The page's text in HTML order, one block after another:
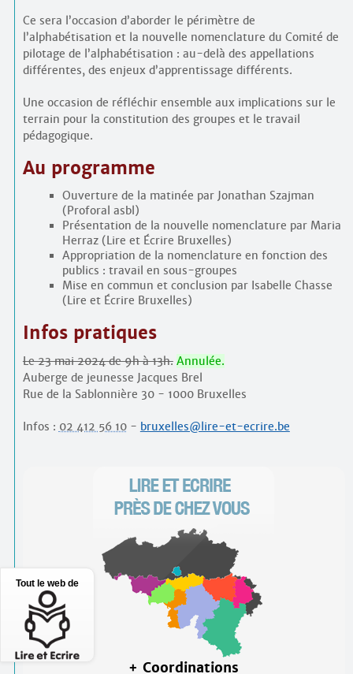
Ce sera l’occasion d’aborder le périmètre de
l’alphabétisation et la nouvelle nomenclature du Comité de
pilotage de l’alphabétisation : au-delà des appellations
différentes, des enjeux d’apprentissage différents.
Une occasion de réfléchir ensemble aux implications sur le
terrain pour la constitution des groupes et le travail
pédagogique.
Au programme
Ouverture de la matinée par Jonathan Szajman
(Proforal asbl)
Présentation de la nouvelle nomenclature par Maria
Herraz (Lire et Écrire Bruxelles)
Appropriation de la nomenclature en fonction des
publics : travail en sous-groupes
Mise en commun et conclusion par Isabelle Chasse
(Lire et Écrire Bruxelles)
Infos pratiques
Le 23 mai 2024 de 9h à 13h. Annulée.
Auberge de jeunesse Jacques Brel
Rue de la Sablonnière 30 - 1000 Bruxelles
Infos : 02 412 56 10- bruxelles@lire-et-ecrire.be
+ Coordinations
Tout le web de